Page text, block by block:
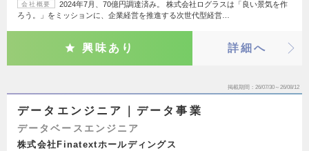
会社概要
2024年7月、70億円調達済み。 株式会社ログラスは「良い景気を作
ろう。」をミッションに、企業経営を推進する次世代型経営…
興味あり 詳細へ
掲載期間 26/07/30～26/08/12
データエンジニア｜データ事業
データベースエンジニア
株式会社Finatextホールディングス